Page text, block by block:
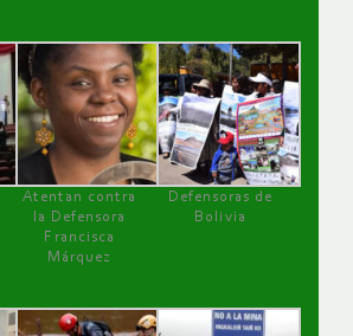
Atentan contra
la Defensora
Francisca
Márquez
Defensoras de
Bolivia